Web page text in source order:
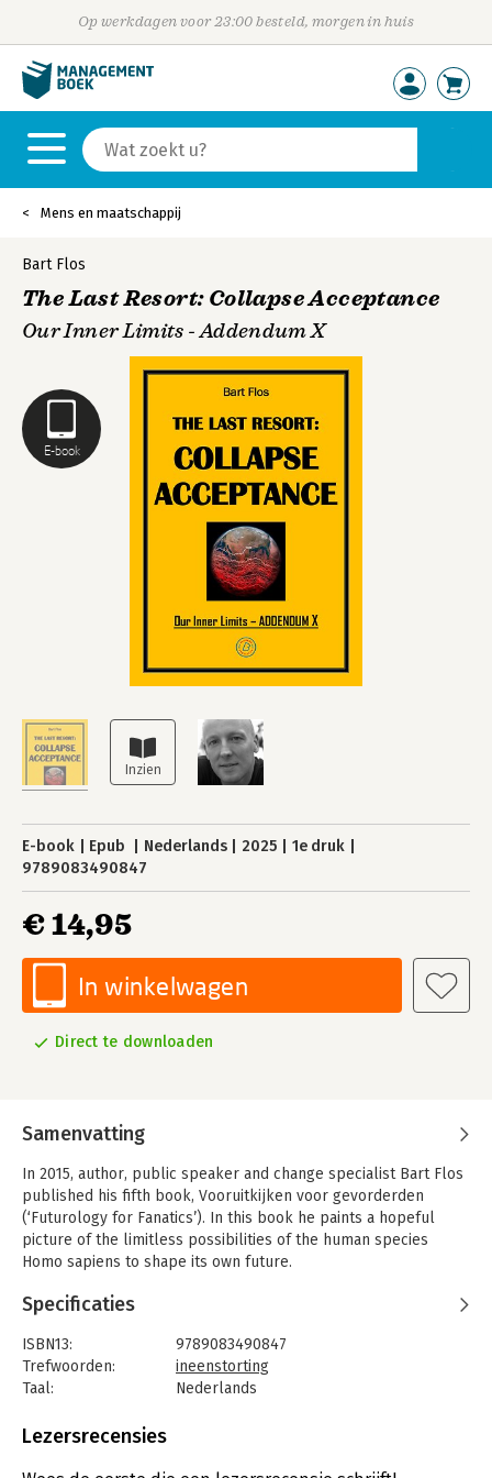
Op werkdagen voor 23:00 besteld, morgen in huis
Mens en maatschappij
E-book
Bart Flos
The Last Resort: Collapse Acceptance
Our Inner Limits - Addendum X
E-book Epub Nederlands 2025
1e druk
9789083490847
€ 14,95
In winkelwagen
Direct te downloaden
Samenvatting
In 2015, author, public speaker and change specialist Bart Flos
published his fifth book, Vooruitkijken voor gevorderden
(‘Futurology for Fanatics’). In this book he paints a hopeful
picture of the limitless possibilities of the human species
Homo sapiens to shape its own future.
Since the publication of that book, things have quickly gotten
out of hand with the environment, biodiversity and climate. It
prompted Flos to author his sixth book and Magnus Opus: De
mens als grens (‘Our Inner Limits’). Unfortunately, as a plea, it
was much less hopeful, but it still contained solutions to turn
“After the publication of Our Inner Limits, I could not have
imagined how quickly things would get só much worse. The
Specificaties
ISBN13:
9789083490847
Trefwoorden:
ineenstorting
Taal:
Nederlands
Beveiliging:
Lezersrecensies